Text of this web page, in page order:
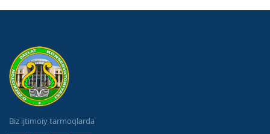
Biz ijtimoiy tarmoqlarda